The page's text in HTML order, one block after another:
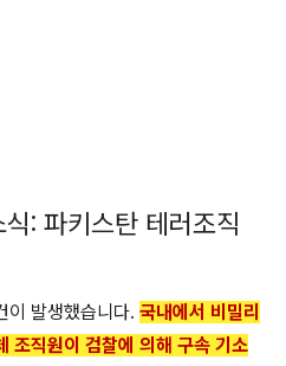
: 파키스탄 테러조직
이 발생했습니다. 국내에서 비밀리
조직원이 검찰에 의해 구속 기소